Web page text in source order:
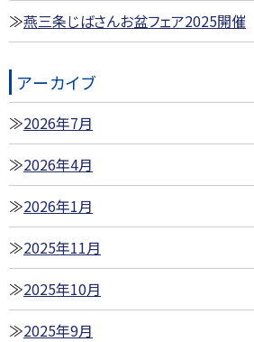
燕三条じばさんお盆フェア2025開催
アーカイブ
2026年7月
2026年4月
2026年1月
2025年11月
2025年10月
2025年9月